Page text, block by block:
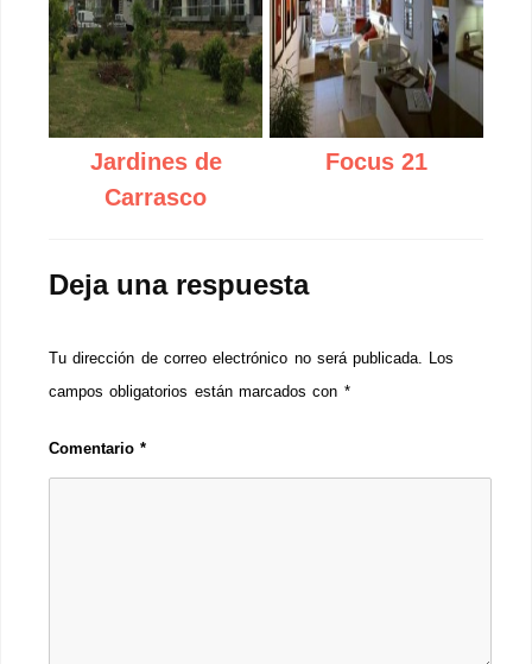
Jardines de
Carrasco
Focus 21
Deja una respuesta
Tu dirección de correo electrónico no será publicada.
Los
campos obligatorios están marcados con *
Comentario*